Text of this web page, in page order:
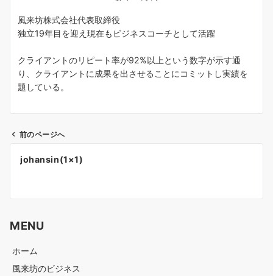
風来坊株式会社代表取締役
独立19年目を迎え現在もビジネスコーチとして活躍
クライアントのリピート率が92%以上という数字が示す通
り、クライアントに成果を出させることにコミットし実績を
題している。
ビ
ー
ョ
ン
前のページへ
johansin(1×1)
MENU
ホーム
風来坊のビジネス